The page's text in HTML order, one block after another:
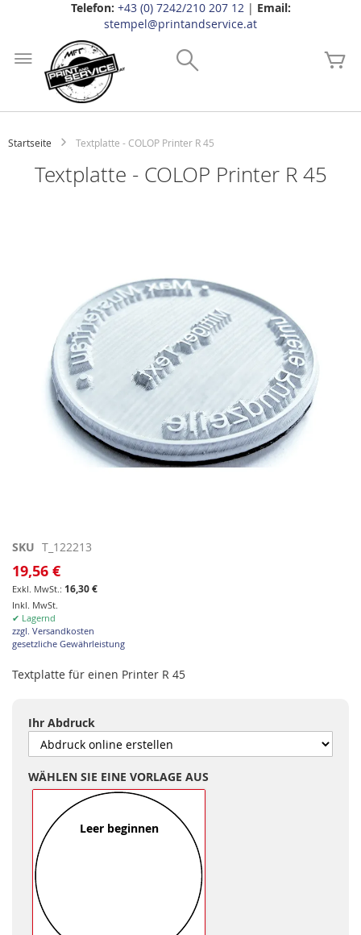
Telefon: +43 (0) 7242/210 207 12| Email:
stempel@printandservice.at
Inhalt
springen
Startseite Textplatte - COLOP Printer R 45
Textplatte - COLOP Printer R 45
Zum
der
Bildgalerie
springen
SKU T_122213
19,56 €
16,30 €
Inkl. MwSt.
✔ Lagernd
zzgl. Versandkosten
gesetzliche Gewährleistung
Textplatte für einen Printer R 45
Ihr Abdruck
WÄHLEN SIE EINE VORLAGE AUS
Leer beginnen